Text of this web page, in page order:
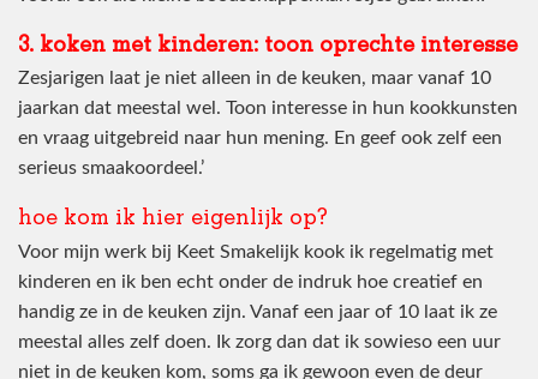
3. koken met kinderen: toon oprechte interesse
Zesjarigen laat je niet alleen in de keuken, maar vanaf 10
jaarkan dat meestal wel. Toon interesse in hun kookkunsten
en vraag uitgebreid naar hun mening. En geef ook zelf een
serieus smaakoordeel.’
hoe kom ik hier eigenlijk op?
Voor mijn werk bij Keet Smakelijk kook ik regelmatig met
kinderen en ik ben echt onder de indruk hoe creatief en
handig ze in de keuken zijn. Vanaf een jaar of 10 laat ik ze
meestal alles zelf doen. Ik zorg dan dat ik sowieso een uur
niet in de keuken kom, soms ga ik gewoon even de deur